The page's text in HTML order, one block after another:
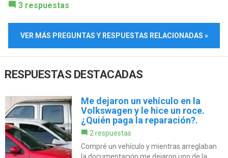
3 respuestas
VER MÁS PREGUNTAS Y RESPUESTAS RELACIONADAS »
RESPUESTAS DESTACADAS
Me dejaron un vehículo en la
Volkswagen y le hice un roce.
¿Quién paga la reparación?.
2 respuestas
Compré un vehículo y mientras arreglaban
la documentación me dejaron uno de la